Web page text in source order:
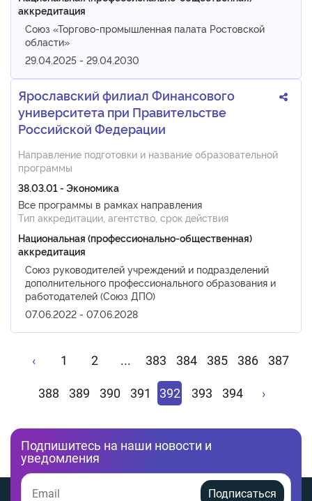
аккредитация
Союз «Торгово-промышленная палата Ростовской
области»
29.04.2025 - 29.04.2030
Ярославский филиал Финансового
университета при Правительстве
Российской Федерации
Направление подготовки и название образовательной
программы
38.03.01 - Экономика
Все программы в рамках направления
Тип аккредитации, агентство, срок действия
Национальная (профессионально-общественная)
аккредитация
Союз руководителей учреждений и подразделений
дополнительного профессионального образования и
работодателей (Союз ДПО)
07.06.2022 - 07.06.2028
‹ 1 2 ... 383 384 385 386 387
388 389 390 391 392 393 394 ›
Подпишитесь на наши новости и
уведомления
Подписаться